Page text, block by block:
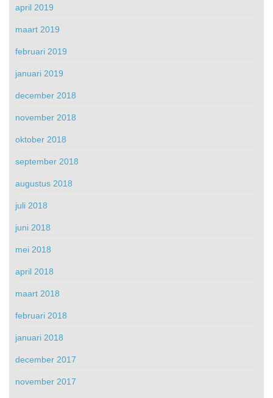
april 2019
maart 2019
februari 2019
januari 2019
december 2018
november 2018
oktober 2018
september 2018
augustus 2018
juli 2018
juni 2018
mei 2018
april 2018
maart 2018
februari 2018
januari 2018
december 2017
november 2017